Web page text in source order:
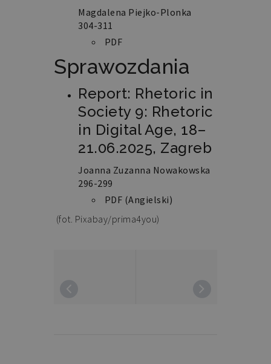
Magdalena Piejko-Plonka
304-311
PDF
Sprawozdania
Report: Rhetoric in
Society 9: Rhetoric
in Digital Age, 18–
21.06.2025, Zagreb
Joanna Zuzanna Nowakowska
296-299
PDF (Angielski)
(fot. Pixabay/prima4you)